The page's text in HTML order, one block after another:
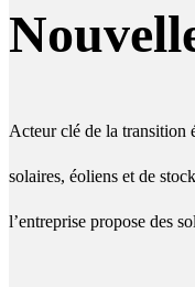
Acteur clé de la transition
solaires, éoliens et de
l’entreprise propose des